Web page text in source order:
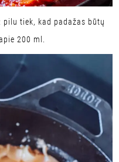
tiek, kad padažas būtų
200 ml.